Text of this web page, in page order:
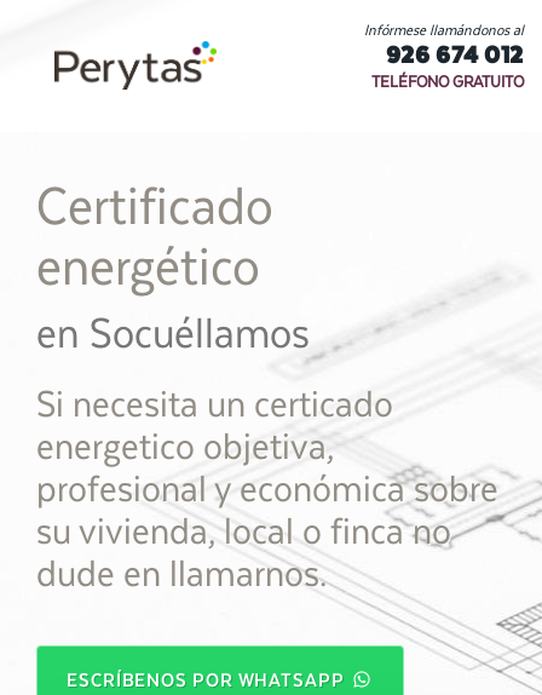
Infórmese llamándonos al
926 674 012
TELÉFONO GRATUITO
Certificado
energético
en Socuéllamos
Si necesita un certicado
energetico objetiva,
profesional y económica sobre
su vivienda, local o finca no
dude en llamarnos.
ESCRÍBENOS POR WHATSAPP